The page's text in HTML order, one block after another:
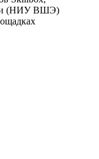
(НИУ ВШЭ)